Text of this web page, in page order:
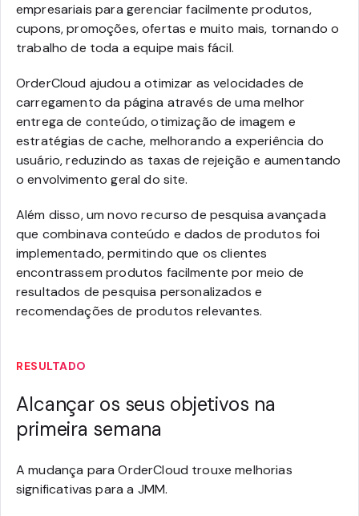
empresariais para gerenciar facilmente produtos,
cupons, promoções, ofertas e muito mais, tornando o
trabalho de toda a equipe mais fácil.
OrderCloud ajudou a otimizar as velocidades de
carregamento da página através de uma melhor
entrega de conteúdo, otimização de imagem e
estratégias de cache, melhorando a experiência do
usuário, reduzindo as taxas de rejeição e aumentando
o envolvimento geral do site.
Além disso, um novo recurso de pesquisa avançada
que combinava conteúdo e dados de produtos foi
implementado, permitindo que os clientes
encontrassem produtos facilmente por meio de
resultados de pesquisa personalizados e
recomendações de produtos relevantes.
RESULTADO
Alcançar os seus objetivos na
primeira semana
A mudança para OrderCloud trouxe melhorias
significativas para a JMM.